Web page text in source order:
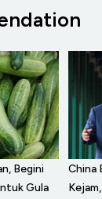
Begini
Gula
China